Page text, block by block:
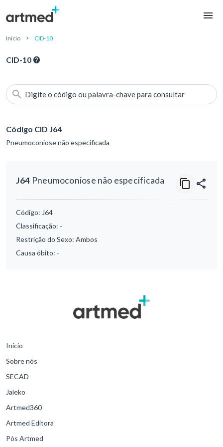
Início CID-10
CID-10
Digite o código ou palavra-chave para consultar
Código CID J64
Pneumoconiose não especificada
J64 Pneumoconiose não especificada
Código: J64
Classificação: -
Restrição do Sexo: Ambos
Causa óbito: -
Início
Sobre nós
SECAD
Jaleko
Artmed360
Artmed Editora
Pós Artmed